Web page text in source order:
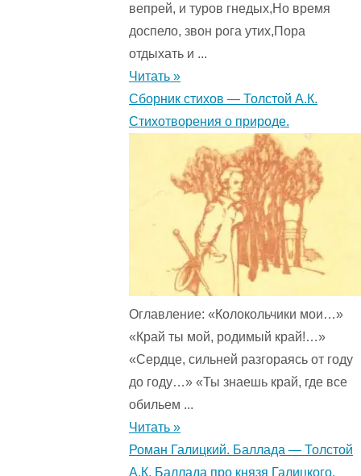
вепрей, и туров гнедых,Но время
доспело, звон рога утих,Пора
отдыхать и ...
Читать »
Сборник стихов — Толстой А.К.
Стихотворения о природе.
Оглавление: «Колокольчики мои…»
«Край ты мой, родимый край!…»
«Сердце, сильней разгораясь от году
до году…» «Ты знаешь край, где все
обильем ...
Читать »
Роман Галицкий. Баллада — Толстой
А.К. Баллада про князя Галицкого.